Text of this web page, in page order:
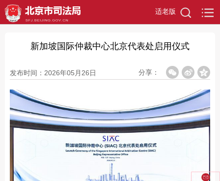
适老版
新加坡国际仲裁中心北京代表处启用仪式
发布时间：2026年05月26日 分享：